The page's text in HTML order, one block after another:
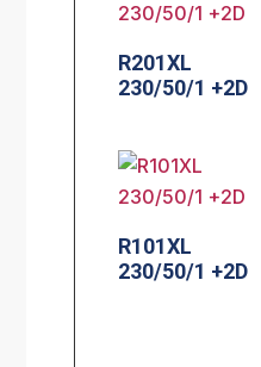
R201XL
230/50/1 +2D
R101XL
230/50/1 +2D